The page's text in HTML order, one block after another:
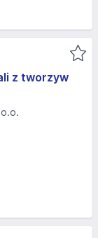
z tworzyw
o.o.